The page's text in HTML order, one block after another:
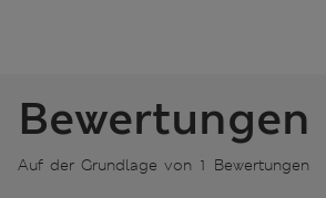
Bewertungen
Auf der Grundlage von 1 Bewertungen